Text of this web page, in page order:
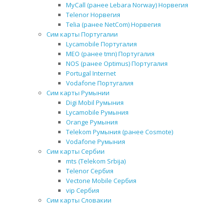
MyCall (ранее Lebara Norway) Норвегия
Telenor Норвегия
Telia (ранее NetCom) Норвегия
Сим карты Португалии
Lycamobile Португалия
MEO (ранее tmn) Португалия
NOS (ранее Optimus) Португалия
Portugal Internet
Vodafone Португалия
Сим карты Румынии
Digi Mobil Румыния
Lycamobile Румыния
Orange Румыния
Telekom Румыния (ранее Cosmote)
Vodafone Румыния
Сим карты Сербии
mts (Telekom Srbija)
Telenor Сербия
Vectone Mobile Сербия
vip Сербия
Сим карты Словакии